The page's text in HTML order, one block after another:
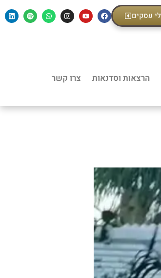
עסקים
הרצאות וסדנאות צרו קשר